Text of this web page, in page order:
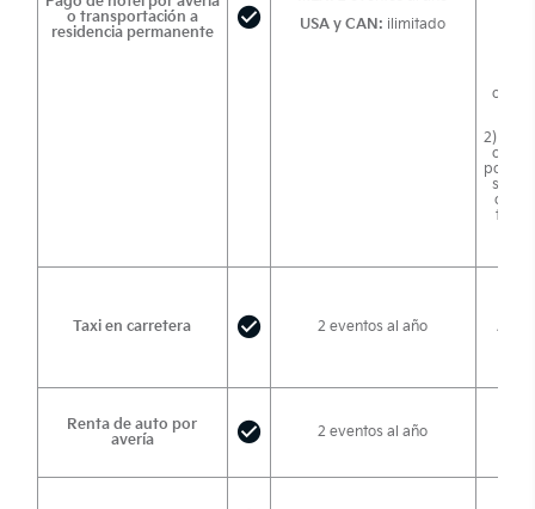
o transportación a
residencia permanente
USA y CAN: ilimitado
2)
por
Taxi en carretera 2 eventos al año Al
Renta de auto por
avería
2 eventos al año